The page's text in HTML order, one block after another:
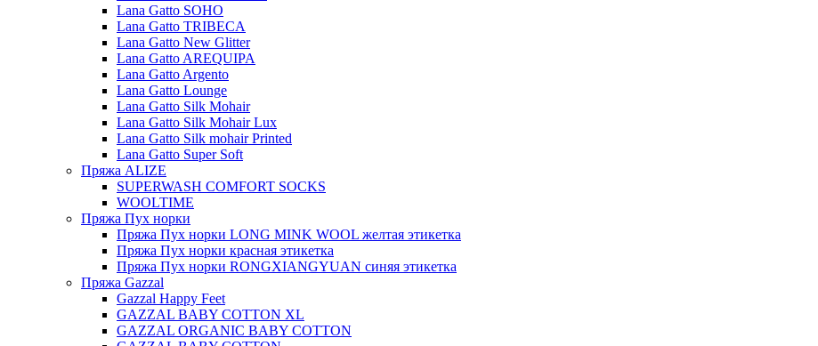
Lana Gatto SOHO
Lana Gatto TRIBECA
Lana Gatto New Glitter
Lana Gatto AREQUIPA
Lana Gatto Argento
Lana Gatto Lounge
Lana Gatto Silk Mohair
Lana Gatto Silk Mohair Lux
Lana Gatto Silk mohair Printed
Lana Gatto Super Soft
Пряжа ALIZE
SUPERWASH COMFORT SOCKS
WOOLTIME
Пряжа Пух норки
Пряжа Пух норки LONG MINK WOOL желтая этикетка
Пряжа Пух норки красная этикетка
Пряжа Пух норки RONGXIANGYUAN синяя этикетка
Пряжа Gazzal
Gazzal Happy Feet
GAZZAL BABY COTTON XL
GAZZAL ORGANIC BABY COTTON